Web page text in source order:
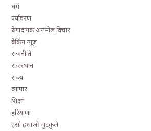
धर्म
पर्यावरण
प्रेरणादायक अनमोल विचार
ब्रेकिंग न्यूज़
राजनीति
राजस्थान
राज्य
व्यापार
शिक्षा
हरियाणा
हसो हसाओ चुटकुले